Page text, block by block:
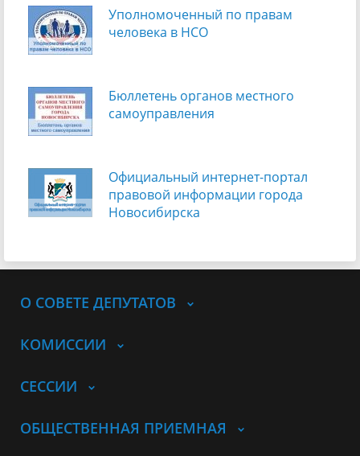
Уполномоченный по правам
человека в НСО
Бюллетень органов местного
самоуправления
Официальный интернет-портал
правовой информации города
Новосибирска
О СОВЕТЕ ДЕПУТАТОВ
КОМИССИИ
СЕССИИ
ОБЩЕСТВЕННАЯ ПРИЕМНАЯ